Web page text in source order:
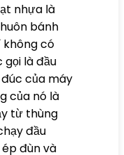
nhựa là
bánh
không có
gọi là đầu
của máy
của nó là
từ thùng
đầu
đùn và